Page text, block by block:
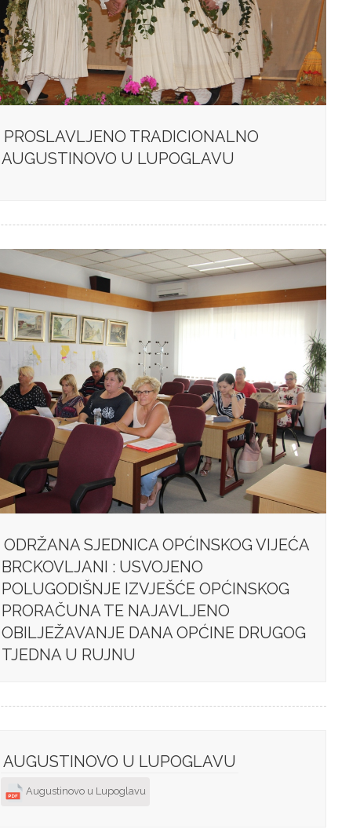
PROSLAVLJENO TRADICIONALNO
AUGUSTINOVO U LUPOGLAVU
ODRŽANA SJEDNICA OPĆINSKOG VIJEĆA
BRCKOVLJANI : USVOJENO
POLUGODIŠNJE IZVJEŠĆE OPĆINSKOG
PRORAČUNA TE NAJAVLJENO
OBILJEŽAVANJE DANA OPĆINE DRUGOG
TJEDNA U RUJNU
AUGUSTINOVO U LUPOGLAVU
Augustinovo u Lupoglavu